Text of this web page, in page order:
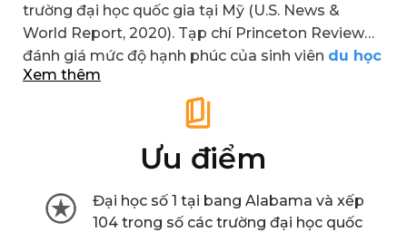
trường đại học quốc gia tại Mỹ (U.S. News &
World Report, 2020). Tạp chí Princeton Review
đánh giá mức độ hạnh phúc của sinh viên du học
Mỹtại trường là cao nhất toàn quốc (The
Princeton Review, 2020). Trường có hơn 28.000
sinh viên. Mỗi năm có hơn 900 sinh viên và 300
học giả từ hơn 80 quốc gia đăng ký học tại
Xem thêm
Ưu điểm
Đại học số 1 tại bang Alabama và xếp
104 trong số các trường đại học quốc